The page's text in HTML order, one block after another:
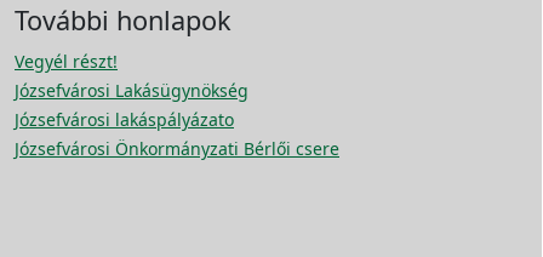
További honlapok
Vegyél részt!
Józsefvárosi Lakásügynökség
Józsefvárosi lakáspályázato
Józsefvárosi Önkormányzati Bérlői csere